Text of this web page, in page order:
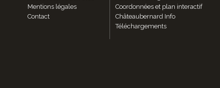
Règlementation accessibilité
Mentions légales
Contact
Coordonnées et plan interactif
Châteaubernard Info
Téléchargements